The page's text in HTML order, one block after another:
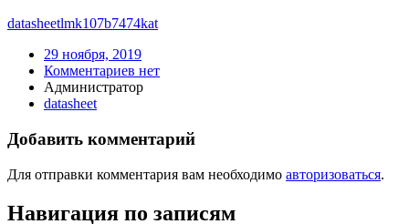
datasheetlmk107b7474kat
29 ноября, 2019
Комментариев нет
Администратор
datasheet
Добавить комментарий
Для отправки комментария вам необходимо авторизоваться.
Навигация по записям